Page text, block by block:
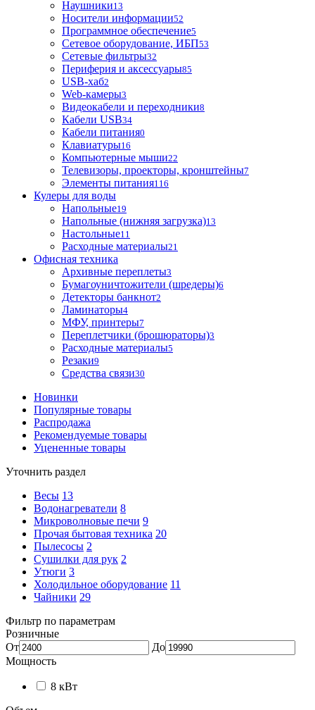
Наушники13
Носители информации52
Программное обеспечение5
Сетевое оборудование, ИБП53
Сетевые фильтры32
Периферия и аксессуары85
USB-хаб2
Web-камеры3
Видеокабели и переходники8
Кабели USB34
Кабели питания0
Клавиатуры16
Компьютерные мыши22
Телевизоры, проекторы, кронштейны7
Элементы питания116
Кулеры для воды
Напольные19
Напольные (нижняя загрузка)13
Настольные11
Расходные материалы21
Офисная техника
Архивные переплеты3
Бумагоуничтожители (шредеры)6
Детекторы банкнот2
Ламинаторы4
МФУ, принтеры7
Переплетчики (брошюраторы)3
Расходные материалы5
Резаки9
Средства связи30
Новинки
Популярные товары
Распродажа
Рекомендуемые товары
Уцененные товары
Уточнить раздел
Весы 13
Водонагреватели 8
Микроволновые печи 9
Прочая бытовая техника 20
Пылесосы 2
Сушилки для рук 2
Утюги 3
Холодильное оборудование 11
Чайники 29
Фильтр по параметрам
Розничные
От
До
Мощность
8 кВт